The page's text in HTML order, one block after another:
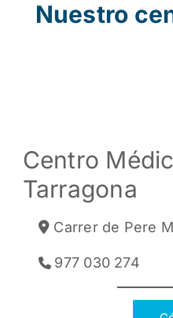
Nuestro
Centro
Tarragona
Carrer de Pere
977 030 274